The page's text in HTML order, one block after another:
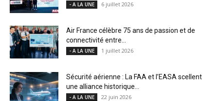
- A LA UNE 6 juillet 2026
Air France célèbre 75 ans de passion et de
connectivité entre...
- A LA UNE 1 juillet 2026
Sécurité aérienne : La FAA et l’EASA scellent
une alliance historique...
- A LA UNE 22 juin 2026